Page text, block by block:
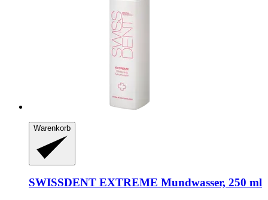
Warenkorb
SWISSDENT EXTREME Mundwasser, 250 ml